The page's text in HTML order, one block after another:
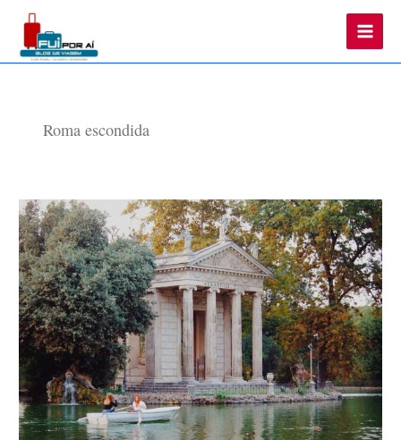
Main
Roma escondida